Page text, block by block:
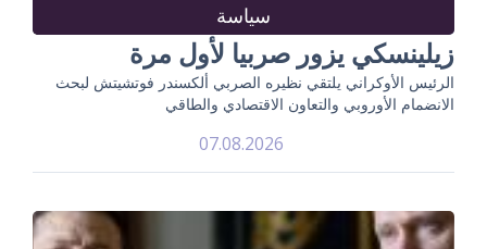
سياسة
زيلينسكي يزور صربيا لأول مرة
الرئيس الأوكراني يلتقي نظيره الصربي ألكسندر فوتشيتش لبحث
الانضمام الأوروبي والتعاون الاقتصادي والطاقي
07.08.2026